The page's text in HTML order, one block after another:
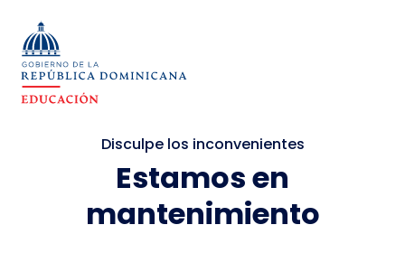
Disculpe los inconvenientes
Estamos en
mantenimiento